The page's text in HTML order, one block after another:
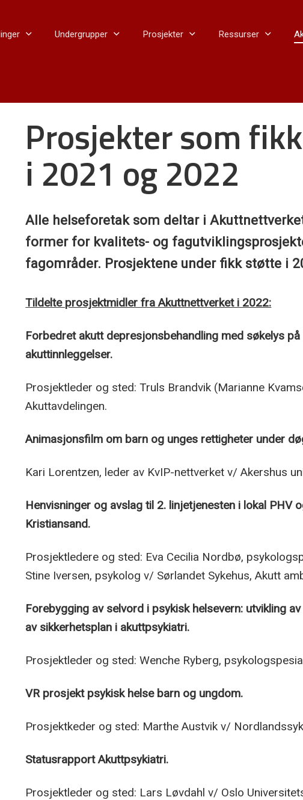
Undergrupper Prosjekter Ressurser
Prosjekter som
i 2021 og 2022
Alle helseforetak som deltar i
former for kvalitets- og
fagområder. Prosjektene under fikk støtte i
Tildelte prosjektmidler fra Akuttnettverket i 2022:
Forbedret akutt depresjonsbehandling med søkelys
akuttinnleggelser.
Prosjektleder og sted: Truls Brandvik (Marianne
Akuttavdelingen.
Animasjonsfilm om barn og unges rettigheter under
Kari Lorentzen, leder av KvIP-nettverket v/ Akershus
Henvisninger og avslag til 2. linjetjenesten i lokal PHV
Kristiansand.
Prosjektledere og sted: Eva Cecilia Nordbø,
Stine Iversen, psykolog v/ Sørlandet Sykehus, Akutt
Forebygging av selvord i psykisk helsevern: utvikling
av sikkerhetsplan i akuttpsykiatri.
Prosjektleder og sted: Wenche Ryberg,
VR prosjekt psykisk helse barn og ungdom.
Prosjektkeder og sted: Marthe Austvik v/
Statusrapport Akuttpsykiatri.
Prosjektleder og sted: Lars Løvdahl v/ Oslo